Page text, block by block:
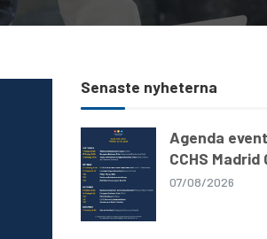
Senaste nyheterna
Agenda
CCHS Madrid
07/08/2026